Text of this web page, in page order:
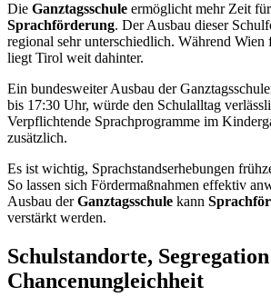
Die Ganztagsschule ermöglicht mehr Zeit
Sprachförderung. Der Ausbau dieser
regional sehr unterschiedlich. Während Wien
liegt Tirol weit dahinter.
Ein bundesweiter Ausbau der
bis 17:30 Uhr, würde den Schulalltag
Verpflichtende Sprachprogramme im
zusätzlich.
Es ist wichtig, Sprachstandserhebungen
So lassen sich Fördermaßnahmen effektiv
Ausbau derGanztagsschule kann
verstärkt werden.
Schulstandorte,
Chancenungleichheit